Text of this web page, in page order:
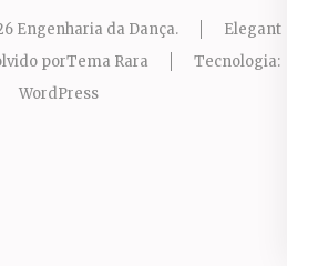
Engenharia da Dança.
Elegant
porTema Rara
Tecnologia:
WordPress